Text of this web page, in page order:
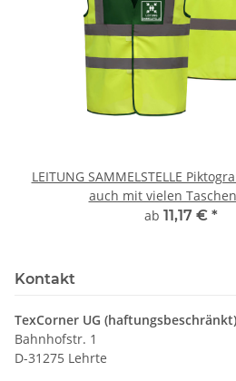
LEITUNG SAMMELSTELLE
auch mit vielen Taschen
ab 11,17 € *
Kontakt
TexCorner UG (haftungsbeschränkt)
Bahnhofstr. 1
D-31275 Lehrte